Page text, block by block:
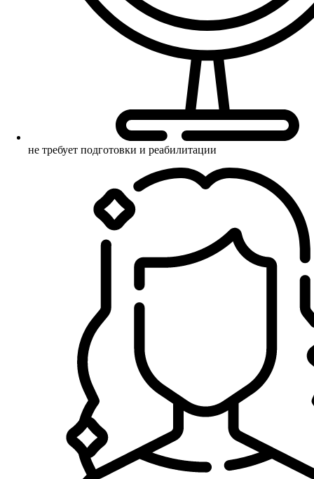
не требует подготовки и реабилитации